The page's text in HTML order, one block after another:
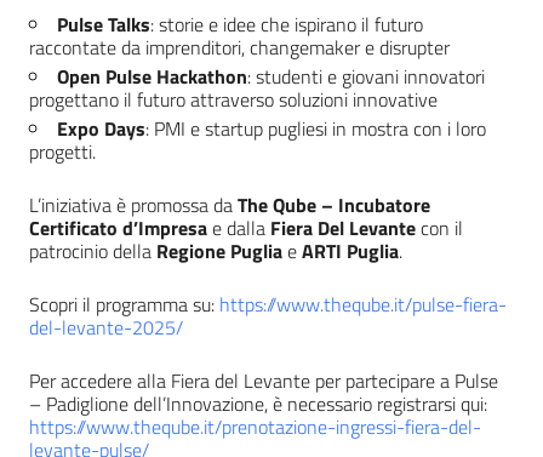
Pulse Talks: storie e idee che ispirano il futuro
raccontate da imprenditori, changemaker e disrupter
Open Pulse Hackathon: studenti e giovani innovatori
progettano il futuro attraverso soluzioni innovative
Expo Days: PMI e startup pugliesi in mostra con i loro
progetti.
L’iniziativa è promossa daThe Qube – Incubatore
Certificato d’Impresae dalla Fiera Del Levantecon il
patrocinio della Regione PugliaeARTI Puglia.
Scopri il programma su: https://www.theqube.it/pulse-fiera-
del-levante-2025/
Per accedere alla Fiera del Levante per partecipare a Pulse
– Padiglione dell’Innovazione, è necessario registrarsi qui:
https://www.theqube.it/prenotazione-ingressi-fiera-del-
levante-pulse/